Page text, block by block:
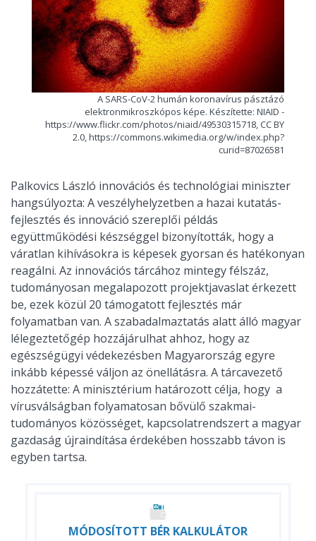
A SARS-CoV-2 humán koronavírus pásztázó
elektronmikroszkópos képe. Készítette: NIAID -
https://www.flickr.com/photos/niaid/49530315718, CC BY
2.0, https://commons.wikimedia.org/w/index.php?
curid=87026581
Palkovics László innovációs és technológiai miniszter
hangsúlyozta: A veszélyhelyzetben a hazai kutatás-
fejlesztés és innováció szereplői példás
együttműködési készséggel bizonyították, hogy a
váratlan kihívásokra is képesek gyorsan és hatékonyan
reagálni. Az innovációs tárcához mintegy félszáz,
tudományosan megalapozott projektjavaslat érkezett
be, ezek közül 20 támogatott fejlesztés már
folyamatban van. A szabadalmaztatás alatt álló magyar
lélegeztetőgép hozzájárulhat ahhoz, hogy az
egészségügyi védekezésben Magyarország egyre
inkább képessé váljon az önellátásra. A tárcavezető
hozzátette: A minisztérium határozott célja, hogy a
vírusválságban folyamatosan bővülő szakmai-
tudományos közösséget, kapcsolatrendszert a magyar
gazdaság újraindítása érdekében hosszabb távon is
egyben tartsa.
MÓDOSÍTOTT BÉR KALKULÁTOR